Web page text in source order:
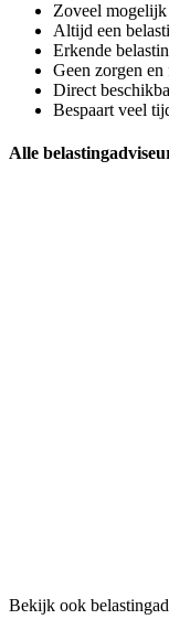
Zoveel
Altijd een
Erkende
Geen zorgen en
Direct
Bespaart veel
Alle
Bekijk ook